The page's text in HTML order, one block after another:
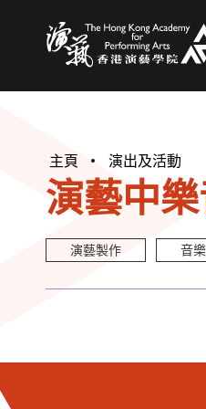
主頁 演出及活動
演藝中
演藝製作 音樂